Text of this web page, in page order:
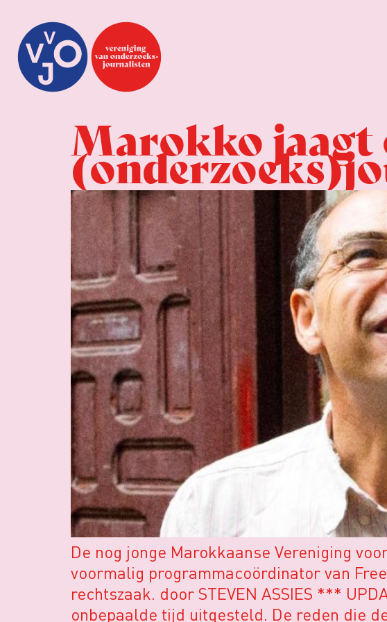
Marokko jaagt
De nog jonge Marokkaanse Vereniging
voormalig programmacoördinator van
rechtszaak. door STEVEN ASSIES ***
onbepaalde tijd uitgesteld. De reden die